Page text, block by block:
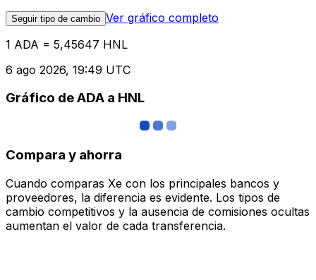
Seguir tipo de cambio Ver gráfico completo
1 ADA = 5,45647 HNL
6 ago 2026, 19:49 UTC
Gráfico de ADA a HNL
Compara y ahorra
Cuando comparas Xe con los principales bancos y
proveedores, la diferencia es evidente. Los tipos de
cambio competitivos y la ausencia de comisiones ocultas
aumentan el valor de cada transferencia.